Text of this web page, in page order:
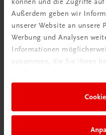
Außerdem geben wir
unserer Website an unsere
Werbung und Analysen
Informationen
zusammen, die Sie ihnen
Klassenzimmer“